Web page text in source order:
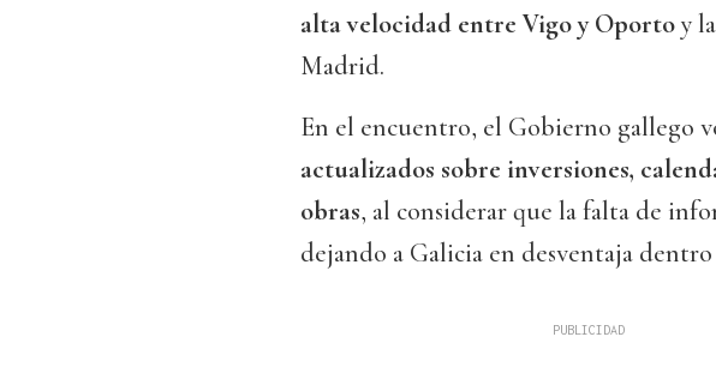
alta velocidad entre Vigo y Oportoy
Madrid.
En el encuentro, el Gobierno gallego
actualizados sobre inversiones,
obras, al considerar que la falta de
dejando a Galicia en desventaja